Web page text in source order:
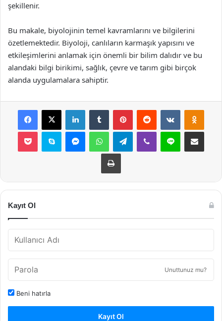
şekillenir.
Bu makale, biyolojinin temel kavramlarını ve bilgilerini
özetlemektedir. Biyoloji, canlıların karmaşık yapısını ve
etkileşimlerini anlamak için önemli bir bilim dalıdır ve bu
alandaki bilgi birikimi, sağlık, çevre ve tarım gibi birçok
alanda uygulamalara sahiptir.
Facebook
X LinkedInTumblr PinterestReddit VKontakte
Pocket Skype MessengerWhatsAppTelegramViber Line E-Posta ile
Yazdır
Kayıt Ol
Unuttunuz mu?
Beni hatırla
Kayıt Ol